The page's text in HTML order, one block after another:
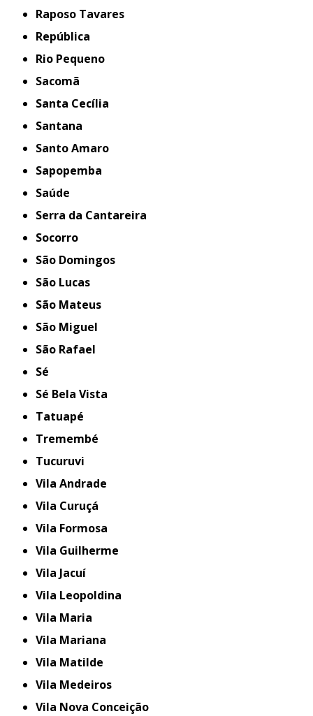
Raposo Tavares
República
Rio Pequeno
Sacomã
Santa Cecília
Santana
Santo Amaro
Sapopemba
Saúde
Serra da Cantareira
Socorro
São Domingos
São Lucas
São Mateus
São Miguel
São Rafael
Sé
Sé Bela Vista
Tatuapé
Tremembé
Tucuruvi
Vila Andrade
Vila Curuçá
Vila Formosa
Vila Guilherme
Vila Jacuí
Vila Leopoldina
Vila Maria
Vila Mariana
Vila Matilde
Vila Medeiros
Vila Nova Conceição